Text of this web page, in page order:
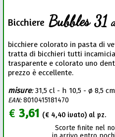
Bicchiere Bubbles 31
bicchiere colorato in pasta di
tratta di bicchieri tutti
trasparente e colorato uno
prezzo è eccellente.
misure:31,5 cl - h 10,5 - ø 8,5 cm
EAN:8010415181470
€3,61 (€ 4,40 ivato) al pz.
Scorte finite nel